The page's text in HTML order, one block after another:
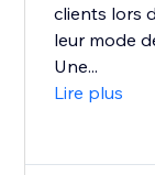
clients lors
leur mode
Une...
Lire plus